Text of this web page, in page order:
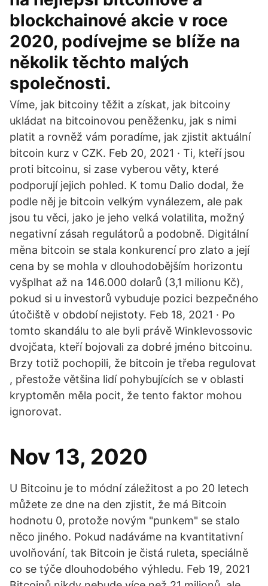
blockchainové akcie v roce
2020, podívejme se blíže na
několik těchto malých
společnosti.
Víme, jak bitcoiny těžit a získat, jak bitcoiny
ukládat na bitcoinovou peněženku, jak s nimi
platit a rovněž vám poradíme, jak zjistit aktuální
bitcoin kurz v CZK. Feb 20, 2021 · Ti, kteří jsou
proti bitcoinu, si zase vyberou věty, které
podporují jejich pohled. K tomu Dalio dodal, že
podle něj je bitcoin velkým vynálezem, ale pak
jsou tu věci, jako je jeho velká volatilita, možný
negativní zásah regulátorů a podobně. Digitální
měna bitcoin se stala konkurencí pro zlato a její
cena by se mohla v dlouhodobějším horizontu
vyšplhat až na 146.000 dolarů (3,1 milionu Kč),
pokud si u investorů vybuduje pozici bezpečného
útočiště v období nejistoty. Feb 18, 2021 · Po
tomto skandálu to ale byli právě Winklevossovic
dvojčata, kteří bojovali za dobré jméno bitcoinu.
Brzy totiž pochopili, že bitcoin je třeba regulovat
, přestože většina lidí pohybujících se v oblasti
kryptoměn měla pocit, že tento faktor mohou
ignorovat.
Nov 13, 2020
U Bitcoinu je to módní záležitost a po 20 letech
můžete ze dne na den zjistit, že má Bitcoin
hodnotu 0, protože novým "punkem" se stalo
něco jiného. Pokud nadáváme na kvantitativní
uvolňování, tak Bitcoin je čistá ruleta, speciálně
co se týče dlouhodobého výhledu. Feb 19, 2021